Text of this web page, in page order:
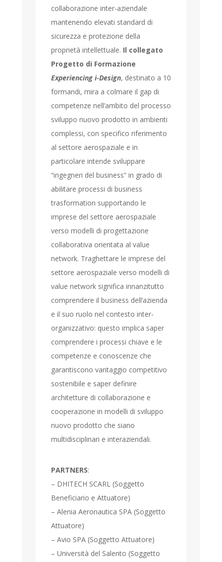
collaborazione inter-aziendale
mantenendo elevati standard di
sicurezza e protezione della
proprietà intellettuale. Il collegato
Progetto di Formazione
Experiencing i-Design, destinato a 10
formandi, mira a colmare il gap di
competenze nell’ambito del processo
sviluppo nuovo prodotto in ambienti
complessi, con specifico riferimento
al settore aerospaziale e in
particolare intende sviluppare
“ingegneri del business” in grado di
abilitare processi di business
trasformation supportando le
imprese del settore aerospaziale
verso modelli di progettazione
collaborativa orientata al value
network. Traghettare le imprese del
settore aerospaziale verso modelli di
value network significa innanzitutto
comprendere il business dell’azienda
e il suo ruolo nel contesto inter-
organizzativo: questo implica saper
comprendere i processi chiave e le
competenze e conoscenze che
garantiscono vantaggio competitivo
sostenibile e saper definire
architetture di collaborazione e
cooperazione in modelli di sviluppo
nuovo prodotto che siano
multidisciplinari e interaziendali.
PARTNERS:
– DHITECH SCARL (Soggetto
Beneficiario e Attuatore)
– Alenia Aeronautica SPA (Soggetto
Attuatore)
– Avio SPA (Soggetto Attuatore)
– Università del Salento (Soggetto